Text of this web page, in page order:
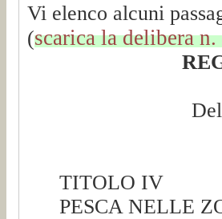
Vi elenco alcuni
(scarica la delibera
TITOLO IV
PESCA NELLE